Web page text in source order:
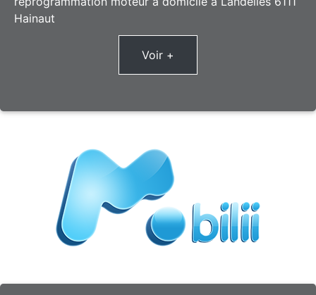
Hainaut
Voir +